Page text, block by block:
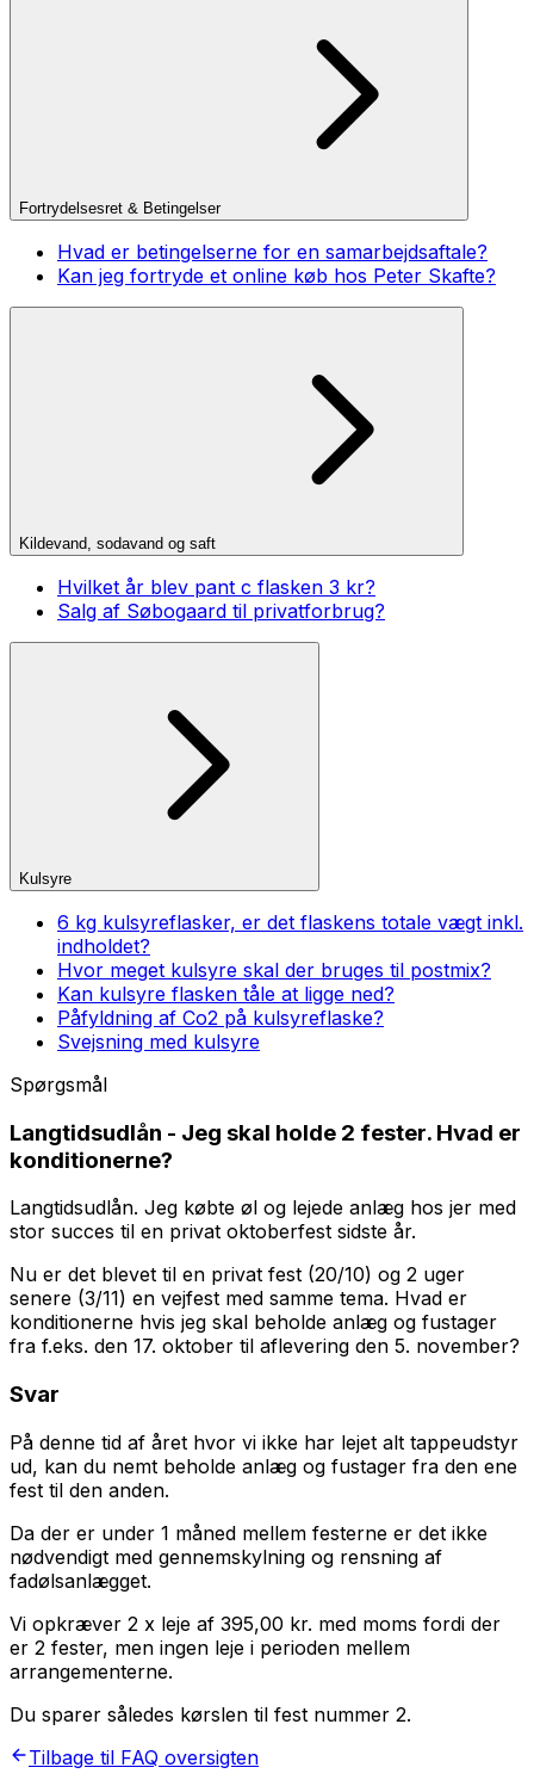
Fortrydelsesret & Betingelser
Hvad er betingelserne for en samarbejdsaftale?
Kan jeg fortryde et online køb hos Peter Skafte?
Kildevand, sodavand og saft
Hvilket år blev pant c flasken 3 kr?
Salg af Søbogaard til privatforbrug?
Kulsyre
6 kg kulsyreflasker, er det flaskens totale vægt inkl.
indholdet?
Hvor meget kulsyre skal der bruges til postmix?
Kan kulsyre flasken tåle at ligge ned?
Påfyldning af Co2 på kulsyreflaske?
Svejsning med kulsyre
Spørgsmål
Langtidsudlån - Jeg skal holde 2 fester. Hvad er
konditionerne?
Langtidsudlån. Jeg købte øl og lejede anlæg hos jer med
stor succes til en privat oktoberfest sidste år.
Nu er det blevet til en privat fest (20/10) og 2 uger
senere (3/11) en vejfest med samme tema. Hvad er
konditionerne hvis jeg skal beholde anlæg og fustager
fra f.eks. den 17. oktober til aflevering den 5. november?
Svar
På denne tid af året hvor vi ikke har lejet alt tappeudstyr
ud, kan du nemt beholde anlæg og fustager fra den ene
fest til den anden.
Da der er under 1 måned mellem festerne er det ikke
nødvendigt med gennemskylning og rensning af
fadølsanlægget.
Vi opkræver 2 x leje af 395,00 kr. med moms fordi der
er 2 fester, men ingen leje i perioden mellem
arrangementerne.
Du sparer således kørslen til fest nummer 2.
Tilbage til FAQ oversigten